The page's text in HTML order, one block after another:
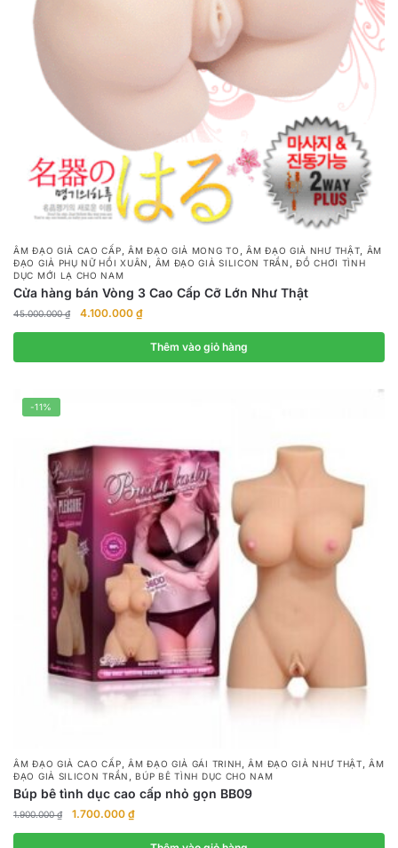
ÂM ĐẠO GIẢ CAO CẤP,ÂM ĐẠO GIẢ MONG TO ,ÂM ĐẠO GIẢ NHƯ THẬT, ÂM
ĐẠO GIẢ PHỤ NỮ HỒI XUÂN , ÂM ĐẠO GIẢ SILICON TRẦN ,ĐỒ CHƠI TÌNH
DỤC MỚI LẠ CHO NAM
Cửa hàng bán Vòng 3 Cao Cấp Cỡ Lớn Như Thật
45.000.000₫
Giá
45.000.000 ₫.
4.100.000 ₫Giá
tại
là:
Thêm vào giỏ hàng
-11%
ÂM ĐẠO GIẢ CAO CẤP,ÂM ĐẠO GIẢ GÁI TRINH,ÂM ĐẠO GIẢ NHƯ THẬT,ÂM
ĐẠO GIẢ SILICON TRẦN ,BÚP BÊ TÌNH DỤC CHO NAM
Búp bê tình dục cao cấp nhỏ gọn BB09
1.900.000₫
Giá
gốc
1.700.000 ₫Giá
hiện